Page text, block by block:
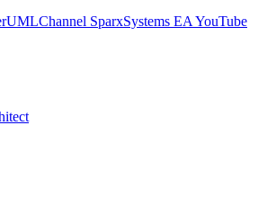
UMLChannel SparxSystems EA YouTube